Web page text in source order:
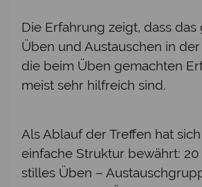
Die Erfahrung zeigt, dass
Üben und Austauschen in
die beim Üben gemachten
meist sehr hilfreich sind.
Als Ablauf der Treffen hat
einfache Struktur bewährt:
stilles Üben –